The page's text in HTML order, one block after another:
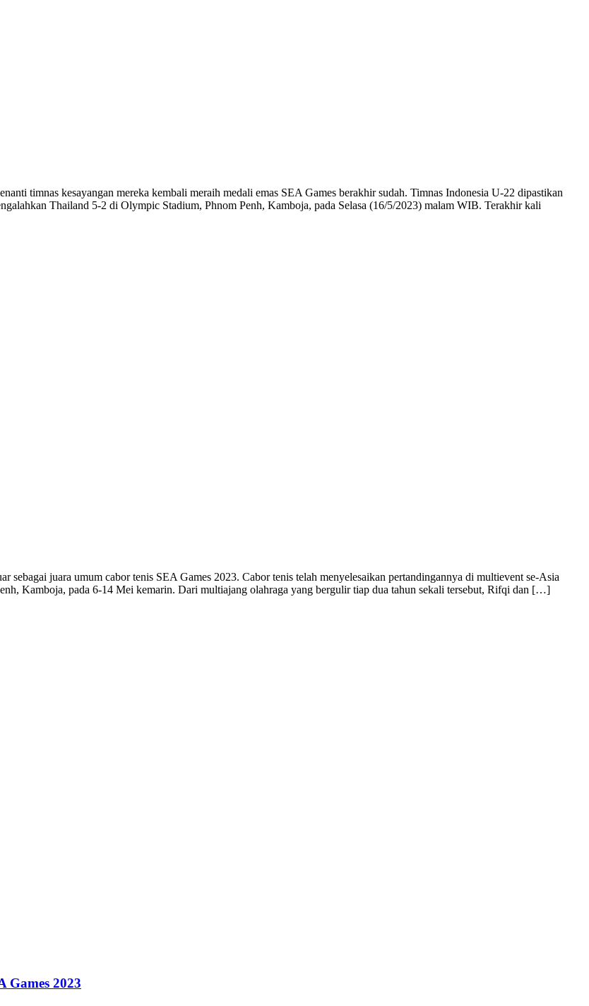
timnas kesayangan mereka kembali meraih medali emas SEA Games berakhir sudah. Timnas Indonesia U-22 dipastikan
Thailand 5-2 di Olympic Stadium, Phnom Penh, Kamboja, pada Selasa (16/5/2023) malam WIB. Terakhir kali
sebagai juara umum cabor tenis SEA Games 2023. Cabor tenis telah menyelesaikan pertandingannya di multievent se-Asia
Kamboja, pada 6-14 Mei kemarin. Dari multiajang olahraga yang bergulir tiap dua tahun sekali tersebut, Rifqi dan […]
Games 2023